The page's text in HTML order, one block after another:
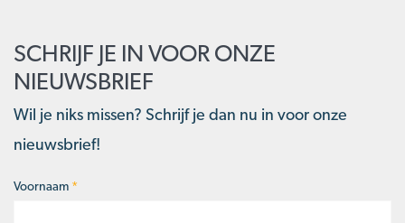
SCHRIJF JE IN VOOR ONZE
NIEUWSBRIEF
Wil je niks missen? Schrijf je dan nu in voor onze
nieuwsbrief!
Naam*
Voornaam *